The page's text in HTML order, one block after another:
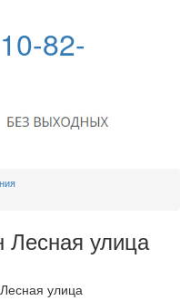
82-
улица